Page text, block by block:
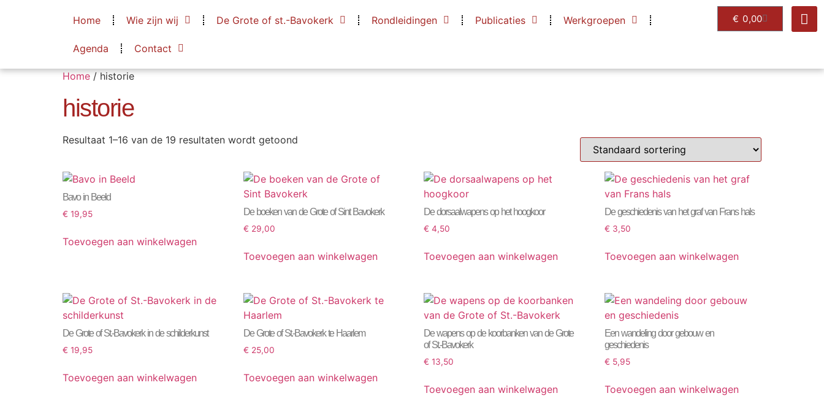
Home Wie zijn wij De Grote of st.-Bavokerk Rondleidingen Publicaties Werkgroepen
Agenda Contact
€ 0,00
Home / historie
historie
Resultaat 1–16 van de 19 resultaten wordt getoond
Bavo in Beeld
€ 19,95
Toevoegen aan winkelwagen
De boeken van de Grote of Sint Bavokerk
€ 29,00
Toevoegen aan winkelwagen
De dorsaalwapens op het hoogkoor
€ 4,50
Toevoegen aan winkelwagen
De geschiedenis van het graf van Frans hals
€ 3,50
Toevoegen aan winkelwagen
De Grote of St.-Bavokerk in de schilderkunst
€ 19,95
Toevoegen aan winkelwagen
De Grote of St.-Bavokerk te Haarlem
€ 25,00
Toevoegen aan winkelwagen
De wapens op de koorbanken van de Grote
of St.-Bavokerk
€ 13,50
Toevoegen aan winkelwagen
Een wandeling door gebouw en
geschiedenis
€ 5,95
Toevoegen aan winkelwagen